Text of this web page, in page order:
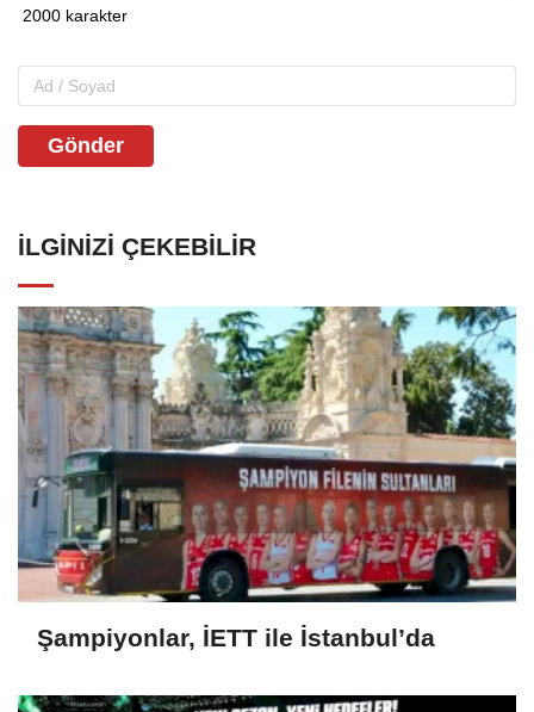
Gönder
İLGINIZI ÇEKEBILIR
Şampiyonlar, İETT ile İstanbul’da